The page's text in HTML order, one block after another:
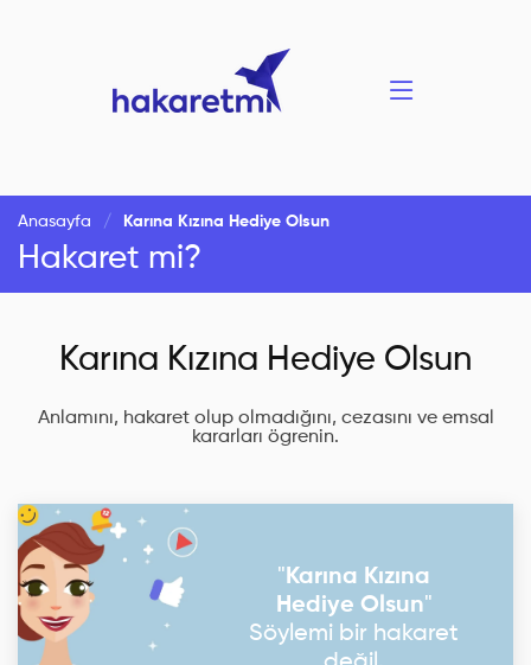
Anasayfa Karına Kızına Hediye Olsun
Hakaret mi?
Karına Kızına Hediye Olsun
Anlamını, hakaret olup olmadığını, cezasını ve emsal
kararları ögrenin.
"Karına Kızına
Hediye Olsun"
Söylemi bir hakaret